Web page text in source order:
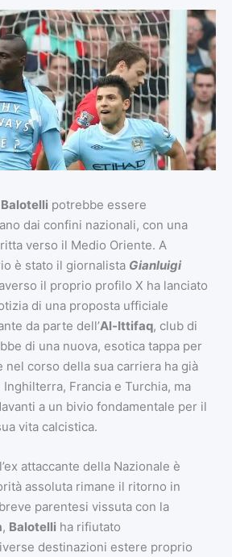
potrebbe essere
dai confini nazionali, con una
verso il Medio Oriente. A
è stato il giornalista Gianluigi
il proprio profilo X ha lanciato
di una proposta ufficiale
da parte dell’Al-Ittifaq, club di
di una nuova, esotica tappa per
nel corso della sua carriera ha già
Francia e Turchia, ma
a un bivio fondamentale per il
vita calcistica.
attaccante della Nazionale è
assoluta rimane il ritorno in
parentesi vissuta con la
, Balotelli ha rifiutato
destinazioni estere proprio